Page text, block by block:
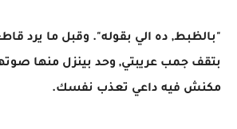
"بالظبط, ده الي بقوله". وقبل ما يرد
بتقف جمب عريبتي, وحد بينزل منها
مكنش فيه داعي تعذب نفسك.